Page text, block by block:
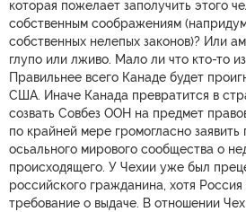
которая пожелает заполучить этого
собственным соображениям
собственных нелепых законов)? Или
глупо или лживо. Мало ли что кто-то
Правильнее всего Канаде будет
США. Иначе Канада превратится в
созвать Совбез ООН на предмет
по крайней мере громогласно
осьального мирового сообщества о
происходящего. У Чехии уже был
российского гражданина, хотя
требование о выдаче. В отношении